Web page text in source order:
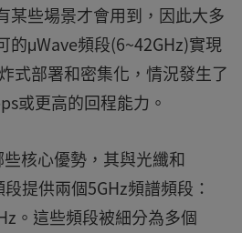
某些場景才會用到，因此大多
的μWave頻段(6~42GHz)實現
式部署和密集化，情況發生了
或更高的回程能力。
核心優勢，其與光纖和
提供兩個5GHz頻譜頻段：
。這些頻段被細分為多個